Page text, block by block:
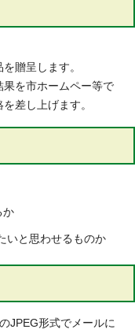
贈呈します。
を市ホームペー等で
差し上げます。
か
いと思わせるものか
JPEG形式でメールに